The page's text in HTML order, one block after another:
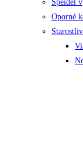
Speidel
Oporné